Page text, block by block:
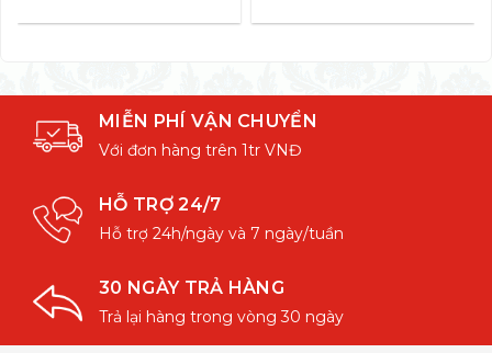
MIỄN PHÍ VẬN CHUYỂN
Với đơn hàng trên 1tr VNĐ
HỖ TRỢ 24/7
Hỗ trợ 24h/ngày và 7 ngày/tuần
30 NGÀY TRẢ HÀNG
Trả lại hàng trong vòng 30 ngày